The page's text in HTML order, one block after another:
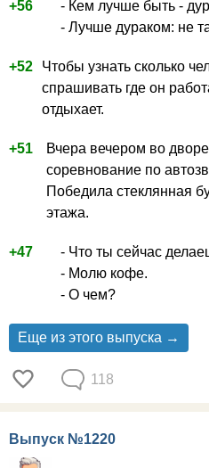
+56
- Кем лучше быть -
- Лучше дураком: не
+52
Чтобы узнать сколько
спрашивать где он
отдыхает.
+51
Вчера вечером во
соревнование по
Победила стеклянная
этажа.
+47
- Что ты сейчас
- Молю кофе.
- О чем?
Еще из этого выпуска →
118
Выпуск №1220